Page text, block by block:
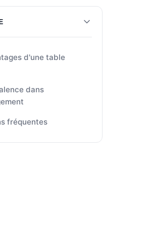
d'une table
dans
fréquentes